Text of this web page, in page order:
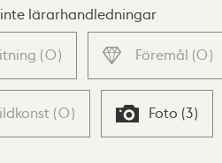
lärarhandledningar
(0) Föremål (0)
(0) Foto (3)